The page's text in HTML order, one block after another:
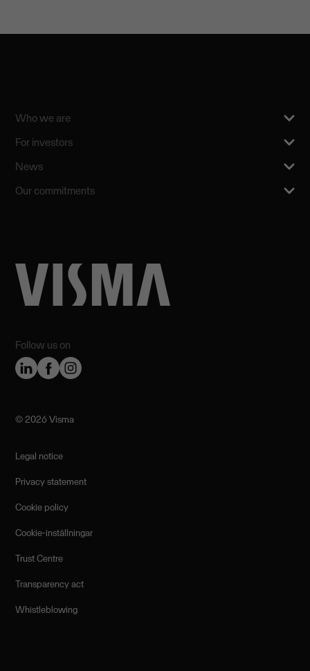
Follow us on
Who we are
For investors
News
Our commitments
©️ 2026 Visma
Legal notice
Privacy statement
Cookie policy
Cookie-inställningar
Trust Centre
Transparency act
Whistleblowing